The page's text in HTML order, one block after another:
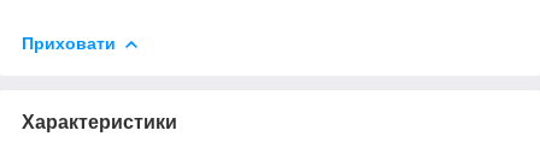
Приховати
Характеристики